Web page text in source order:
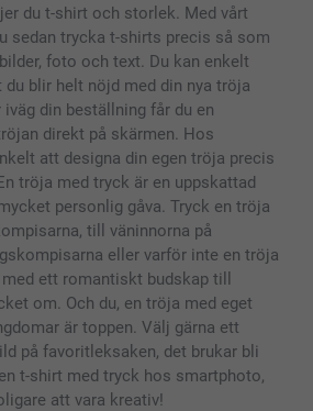
du t-shirt och storlek. Med vårt
sedan trycka t-shirts precis så som
foto och text. Du kan enkelt
blir helt nöjd med din nya tröja
din beställning får du en
direkt på skärmen. Hos
att designa din egen tröja precis
tröja med tryck är en uppskattad
personlig gåva. Tryck en tröja
till väninnorna på
eller varför inte en tröja
ett romantiskt budskap till
om. Och du, en tröja med eget
är toppen. Välj gärna ett
på favoritleksaken, det brukar bli
t-shirt med tryck hos smartphoto,
att vara kreativ!